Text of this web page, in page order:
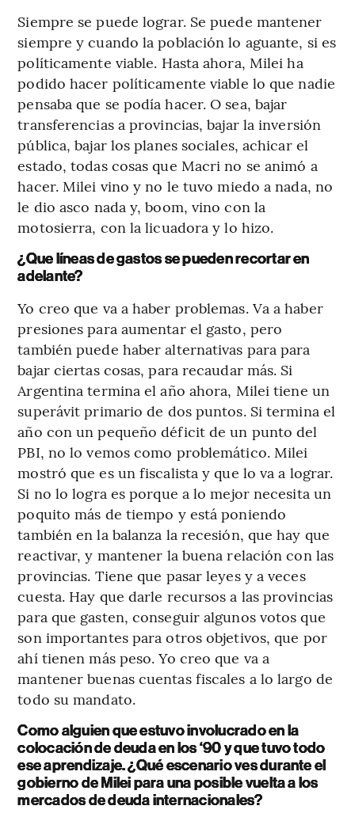
Siempre se puede lograr. Se puede mantener
siempre y cuando la población lo aguante, si es
políticamente viable. Hasta ahora, Milei ha
podido hacer políticamente viable lo que nadie
pensaba que se podía hacer. O sea, bajar
transferencias a provincias, bajar la inversión
pública, bajar los planes sociales, achicar el
estado, todas cosas que Macri no se animó a
hacer. Milei vino y no le tuvo miedo a nada, no
le dio asco nada y, boom, vino con la
motosierra, con la licuadora y lo hizo.
¿Que líneas de gastos se pueden recortar en
adelante?
Yo creo que va a haber problemas. Va a haber
presiones para aumentar el gasto, pero
también puede haber alternativas para para
bajar ciertas cosas, para recaudar más. Si
Argentina termina el año ahora, Milei tiene un
superávit primario de dos puntos. Si termina el
año con un pequeño déficit de un punto del
PBI, no lo vemos como problemático. Milei
mostró que es un fiscalista y que lo va a lograr.
Si no lo logra es porque a lo mejor necesita un
poquito más de tiempo y está poniendo
también en la balanza la recesión, que hay que
reactivar, y mantener la buena relación con las
provincias. Tiene que pasar leyes y a veces
cuesta. Hay que darle recursos a las provincias
para que gasten, conseguir algunos votos que
son importantes para otros objetivos, que por
ahí tienen más peso. Yo creo que va a
mantener buenas cuentas fiscales a lo largo de
todo su mandato.
Como alguien que estuvo involucrado en la
colocación de deuda en los ‘90 y que tuvo todo
ese aprendizaje. ¿Qué escenario ves durante el
gobierno de Milei para una posible vuelta a los
mercados de deuda internacionales?